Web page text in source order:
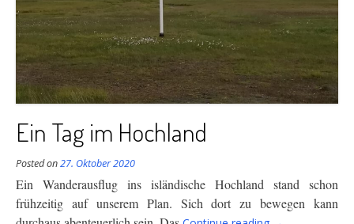
Ein Tag im Hochland
Posted on27. Oktober 2020
Ein Wanderausflug ins isländische Hochland stand schon
frühzeitig auf unserem Plan. Sich dort zu bewegen kann
“Ein